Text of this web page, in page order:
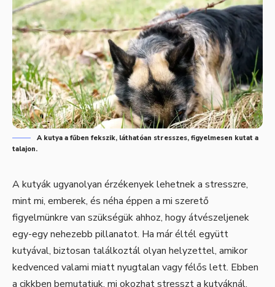
A kutya a fűben fekszik, láthatóan stresszes, figyelmesen kutat a
talajon.
A kutyák ugyanolyan érzékenyek lehetnek a stresszre,
mint mi, emberek, és néha éppen a mi szerető
figyelmünkre van szükségük ahhoz, hogy átvészeljenek
egy-egy nehezebb pillanatot. Ha már éltél együtt
kutyával, biztosan találkoztál olyan helyzettel, amikor
kedvenced valami miatt nyugtalan vagy félős lett. Ebben
a cikkben bemutatjuk, mi okozhat stresszt a kutyáknál,